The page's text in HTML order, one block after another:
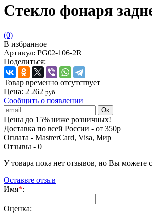
Стекло фонаря
(0)
В избранное
Артикул: PG02-106-2R
Поделиться:
Товар временно отсутствует
Цена: 2 262 руб.
Сообщить о появлении
Цены до 15% ниже розничных!
Доставка по всей России - от 350р
Оплата - MastrerCard, Visa, Мир
Отзывы - 0
У товара пока нет отзывов, но Вы можете
Оставьте отзыв
Имя*:
Оценка: